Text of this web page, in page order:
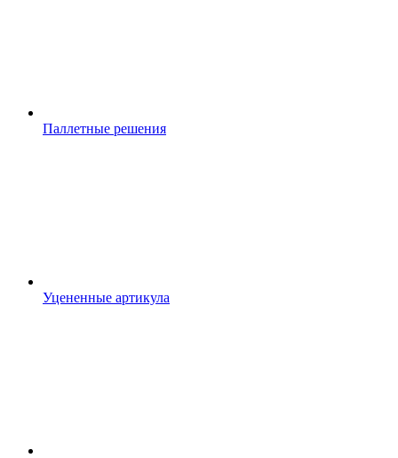
Паллетные решения
Уцененные артикула